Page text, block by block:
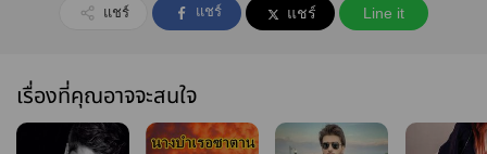
แชร์ แชร์ แชร์ Line it
เรื่องที่คุณอาจจะสนใจ